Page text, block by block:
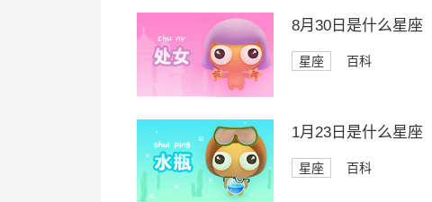
8月30日是什么星座
星座 百科
1月23日是什么星座
星座 百科